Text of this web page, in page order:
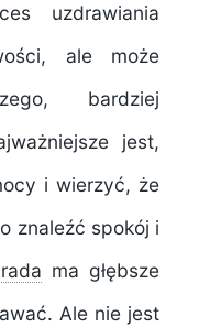
uzdrawiania
ale może
bardziej
jest,
i wierzyć, że
znaleźć spokój i
ma głębsze
Ale nie jest